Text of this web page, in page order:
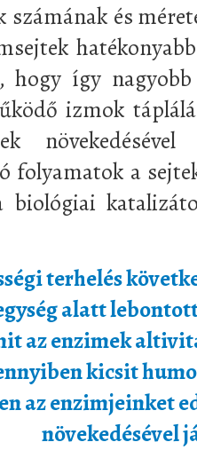
és
így nagyobb
izmok
folyamatok a
biológiai
terhelés
alatt
az enzimek
kicsit
az enzimjeinket
növekedésével